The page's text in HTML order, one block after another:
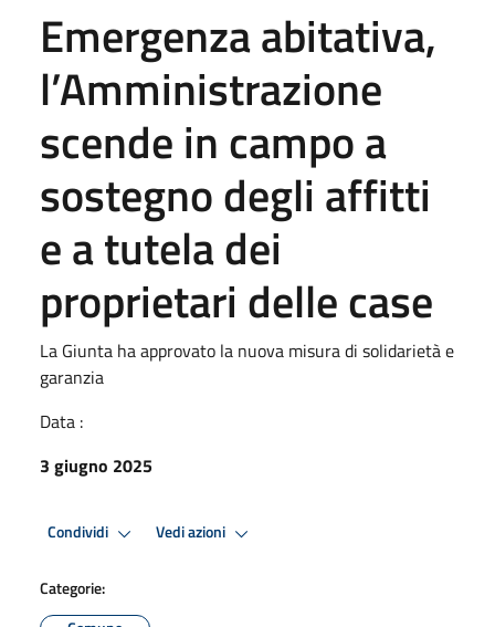
Emergenza abitativa,
l’Amministrazione
scende in campo a
sostegno degli affitti
e a tutela dei
proprietari delle case
La Giunta ha approvato la nuova misura di solidarietà e
garanzia
Data :
3 giugno 2025
Condividi Vedi azioni
Categorie: